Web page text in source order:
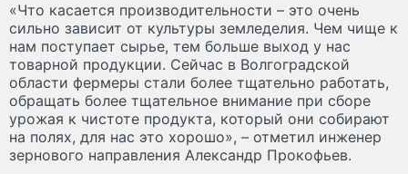
«Что касается производительности – это очень
сильно зависит от культуры земледелия. Чем чище к
нам поступает сырье, тем больше выход у нас
товарной продукции. Сейчас в Волгоградской
области фермеры стали более тщательно работать,
обращать более тщательное внимание при сборе
урожая к чистоте продукта, который они собирают
на полях, для нас это хорошо», – отметил инженер
зернового направления Александр Прокофьев.